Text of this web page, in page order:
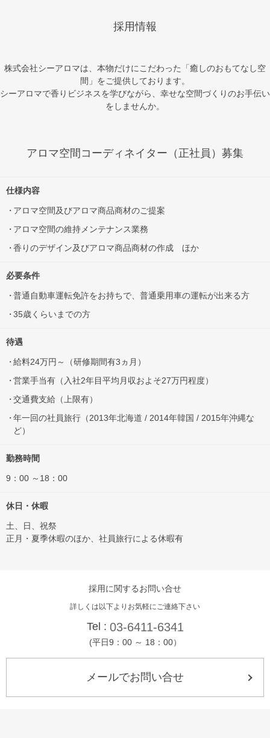
採用情報
株式会社シーアロマは、本物だけにこだわった「癒しのおもてなし空
間」をご提供しております。
シーアロマで香りビジネスを学びながら、幸せな空間づくりのお手伝い
をしませんか。
アロマ空間コーディネイター（正社員）募集
仕様内容
アロマ空間及びアロマ商品商材のご提案
アロマ空間の維持メンテナンス業務
香りのデザイン及びアロマ商品商材の作成 ほか
必要条件
普通自動車運転免許をお持ちで、普通乗用車の運転が出来る方
35歳くらいまでの方
待遇
給料24万円～（研修期間有3ヵ月）
営業手当有（入社2年目平均月収およそ27万円程度）
交通費支給（上限有）
年一回の社員旅行（2013年北海道 / 2014年韓国 / 2015年沖縄な
ど）
勤務時間
9：00 ～18：00
休日・休暇
土、日、祝祭
正月・夏季休暇のほか、社員旅行による休暇有
採用に関するお問い合せ
詳しくは以下よりお気軽にご連絡下さい
Tel : 03-6411-6341
(平日9：00 ～ 18：00）
メールでお問い合せ